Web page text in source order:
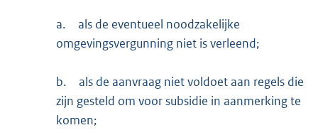
a.
als de eventueel noodzakelijke
omgevingsvergunning niet is verleend;
b.
als de aanvraag niet voldoet aan regels die
zijn gesteld om voor subsidie in aanmerking te
komen;